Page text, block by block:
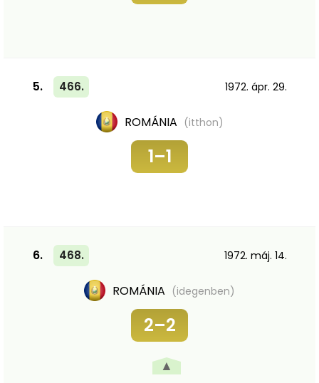
5. 466. 1972. ápr. 29.
ROMÁNIA (itthon)
1–1
6. 468. 1972. máj. 14.
ROMÁNIA (idegenben)
2–2
▲